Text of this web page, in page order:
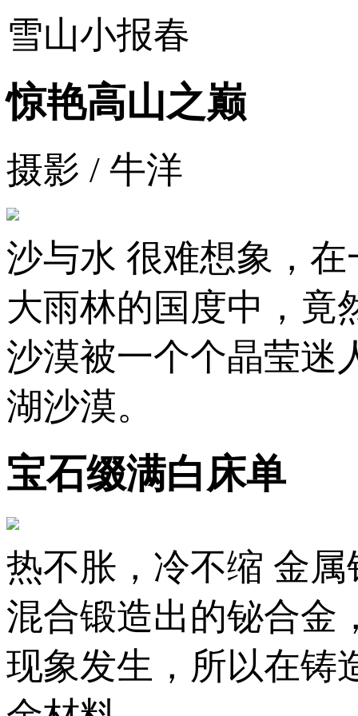
雪山小报春
惊艳高山之巅
摄影 / 牛洋
沙与水 很难想象，
大雨林的国度中，竟
沙漠被一个个晶莹
湖沙漠。
宝石缀满白床单
热不胀，冷不缩 金
混合锻造出的铋合金
现象发生，所以在铸